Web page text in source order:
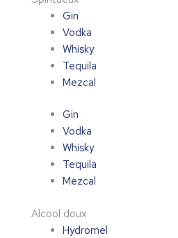
Gin
Vodka
Whisky
Tequila
Mezcal
Gin
Vodka
Whisky
Tequila
Mezcal
Alcool doux
Hydromel